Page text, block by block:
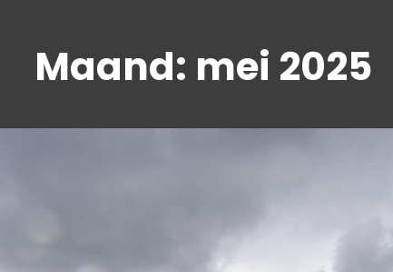
Maand: mei 2025